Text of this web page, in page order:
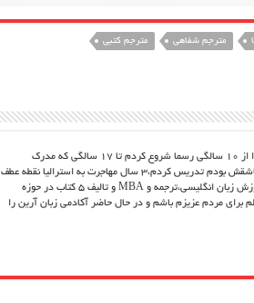
مترجم شفاهی
مترجم کتبی
از بچگی عاشق زبان انگلیسی بودم و کلاس انگلیسی را از 10 سالگی رسما شروع کردم تا 17 سالگی که مدرک
FCE،TTC را گرفتم سپس در رشته مورد علاقم که عاشقش بودم تدریس کردم،3 سال مهاجرت به استرالیا نقطه عطف
زندگیم بود و بعد از تحصیلات دانشگاهی در رشته آموزش زبان انگلیسی،ترجمه و MBA و تالیف 5 کتاب در حوزه
برای مردم عزیزم باشم و در حال حاضر آکادمی زبان آرین را